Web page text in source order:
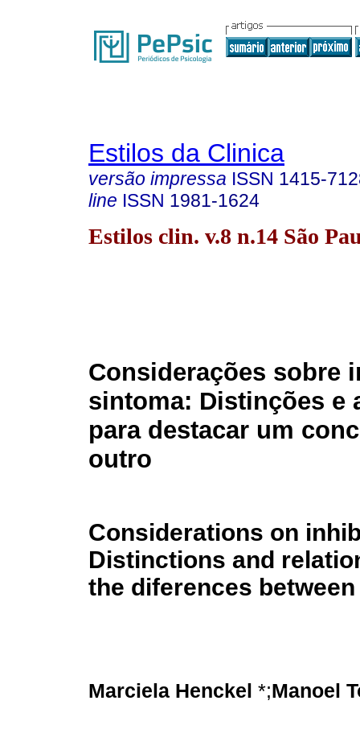
Estilos da Clinica
versão impressa ISSN 1415-
line ISSN 1981-1624
Estilos clin. v.8 n.14 São
Considerações sobre
sintoma: Distinções e
para destacar um
outro
Considerations on
Distinctions and
the diferences
Marciela Henckel *;Manoel